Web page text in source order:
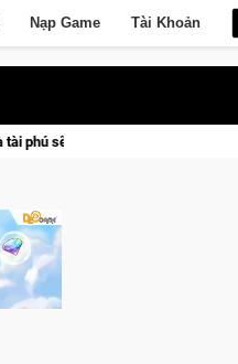
Nạp Game Tài Khoản
Quyền thành Kent sắp tới!